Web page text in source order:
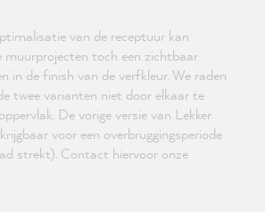
van de receptuur kan
muurprojecten toch een zichtbaar
in de finish van de verfkleur. We raden
twee varianten niet door elkaar te
De vorige versie van Lekker
voor een overbruggingsperiode
strekt). Contact hiervoor onze